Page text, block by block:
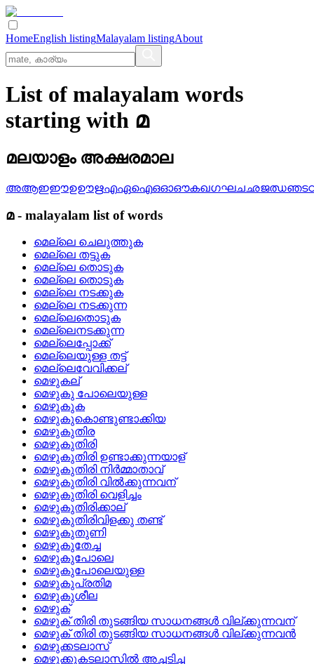
HomeEnglish listingMalayalam listingAbout
List of malayalam words
starting with മ
മലയാളം അക്ഷരമാല
അആഇഈഉഊഋഎഏഐഒഓഔകഖഗഘചഛജഝഞട
മ- malayalam list of words
മെല്ലെ ചെലുത്തുക
മെല്ലെ തട്ടുക
മെല്ലെ തൊടുക
മെല്ലെ തൊടുക
മെല്ലെ നടക്കുക
മെല്ലെ നടക്കുന്ന
മെല്ലെതൊടുക
മെല്ലെനടക്കുന്ന
മെല്ലെപ്പോക്ക്
മെല്ലെയുള്ള തട്ട്
മെല്ലെവേവിക്കല്
മെഴുകല്
മെഴുകു പോലെയുള്ള
മെഴുകുക
മെഴുകുകൊണ്ടുണ്ടാക്കിയ
മെഴുകുതിര
മെഴുകുതിരി
മെഴുകുതിരി ഉണ്ടാക്കുന്നയാള്
മെഴുകുതിരി നിര്‍മ്മാതാവ്
മെഴുകുതിരി വില്‍ക്കുന്നവന്
മെഴുകുതിരി വെളിച്ചം
മെഴുകുതിരിക്കാല്
മെഴുകുതിരിവിളക്കു തണ്ട്
മെഴുകുതുണി
മെഴുകുതേച്ച
മെഴുകുപോലെ
മെഴുകുപോലെയുള്ള
മെഴുകുപ്രതിമ
മെഴുകുശീല
മെഴുക്
മെഴുക് തിരി തുടങ്ങിയ സാധനങ്ങള്‍ വില്ക്കുന്നവന്
മെഴുക് തിരി തുടങ്ങിയ സാധനങ്ങള്‍ വില്ക്കുന്നവന്‍
മെഴുക്കടലാസ്
മെഴുക്കുകടലാസില്‍ അച്ചടിച്ച